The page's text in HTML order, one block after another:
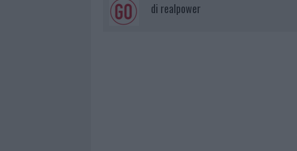
di realpower